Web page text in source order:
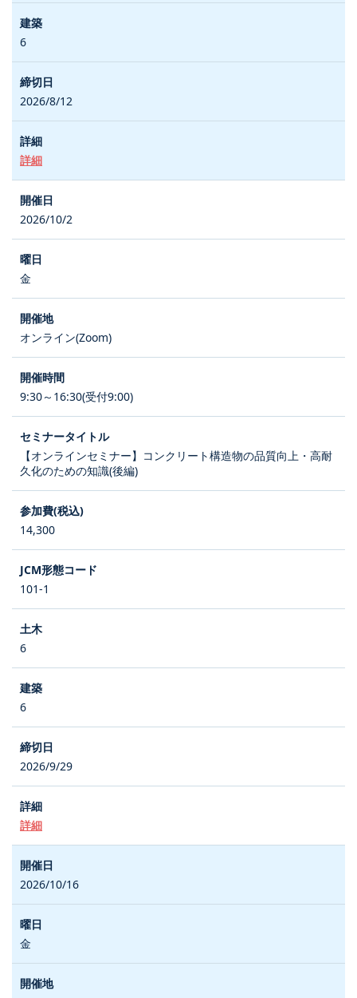
6
2026/8/12
詳細
2026/10/2
金
オンライン(Zoom)
9:30～16:30(受付9:00)
【オンラインセミナー】コンクリート構造物の品質向上・高耐
久化のための知識(後編)
14,300
101-1
6
6
2026/9/29
詳細
2026/10/16
金